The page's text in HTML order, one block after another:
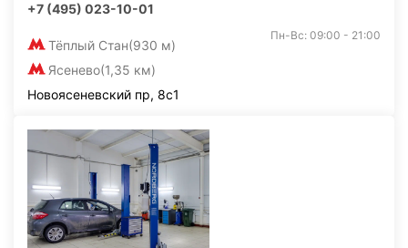
+7 (495) 023-10-01
Тёплый Стан(930 м)
Ясенево(1,35 км)
Пн-Вс: 09:00 - 21:00
Новоясеневский пр, 8с1